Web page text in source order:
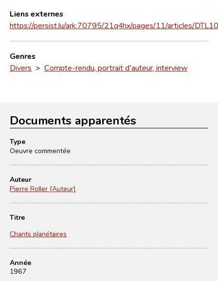
Liens externes
https://persist.lu/ark:70795/21q4hx/pages/11/articles/
Genres
Divers > Compte-rendu, portrait d'auteur, interview
Documents apparentés
Type
Oeuvre commentée
Auteur
Pierre Roller [Auteur]
Titre
Chants planétaires
Année
1967